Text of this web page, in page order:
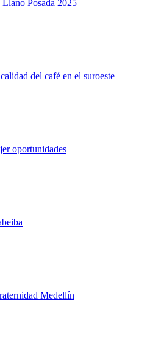
Posada 2025
del café en el suroeste
oportunidades
Medellín